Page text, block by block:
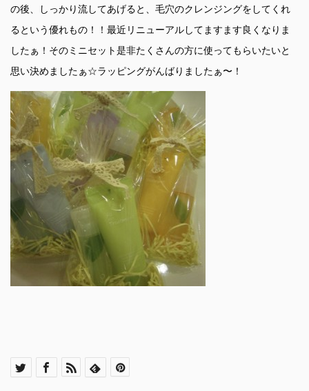
の後、しっかり流してあげると、毛穴のクレンジングをしてくれ
るという優れもの！！最近リニューアルしてますます良くなりま
したぁ！そのミニセット是非たくさんの方に使ってもらいたいと
思い決めましたぁ☆ラッピングがんばりましたぁ〜！